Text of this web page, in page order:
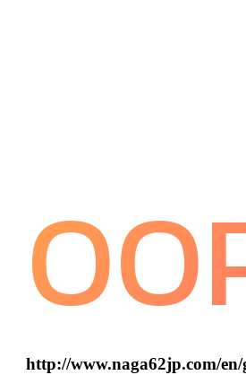
http://www.naga62jp.com/en/